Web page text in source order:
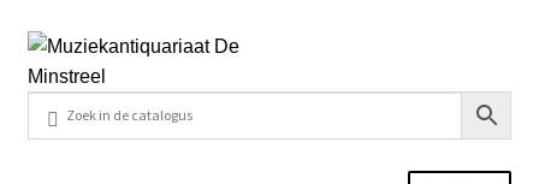
Ga
door
navigatie
Ga
naar
inhoud